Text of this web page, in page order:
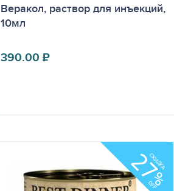
Веракол, раствор для инъекций,
10мл
390.00₽
СКИДКА
27
%
OFF